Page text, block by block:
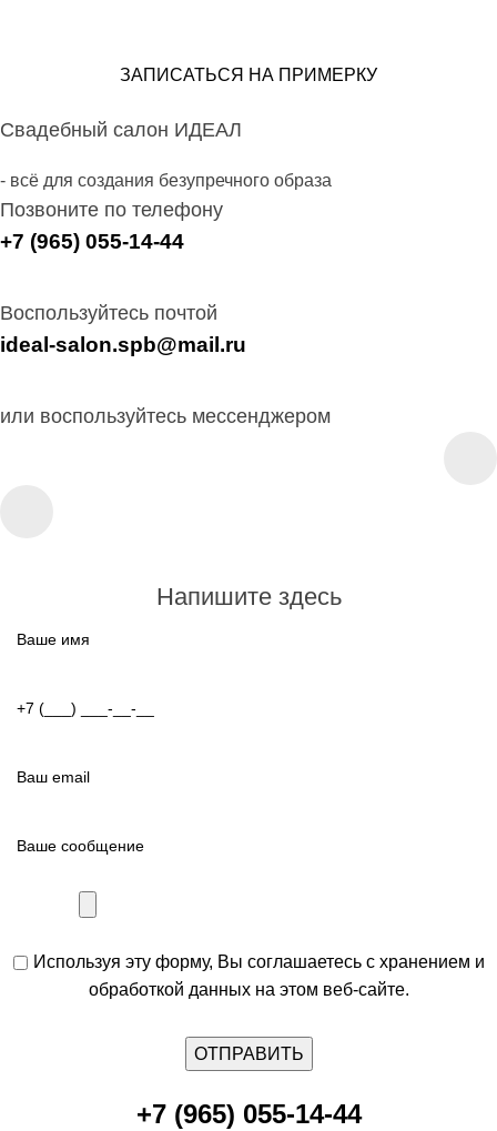
ЗАПИСАТЬСЯ НА ПРИМЕРКУ
Свадебный салон ИДЕАЛ
- всё для создания безупречного образа
Позвоните по телефону
+7 (965) 055-14-44
Воспользуйтесь почтой
ideal-salon.spb@mail.ru
или воспользуйтесь мессенджером
Напишите здесь
Используя эту форму, Вы соглашаетесь с хранением и
обработкой данных на этом веб-сайте.
+7 (965) 055-14-44